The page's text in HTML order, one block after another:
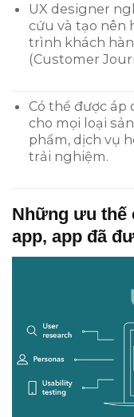
UX designer
cứu và tạo nên
trình khách
(Customer
Có thể được áp
cho mọi loại sản
phẩm, dịch vụ
trải nghiệm.
Những ưu thế
app, app đã